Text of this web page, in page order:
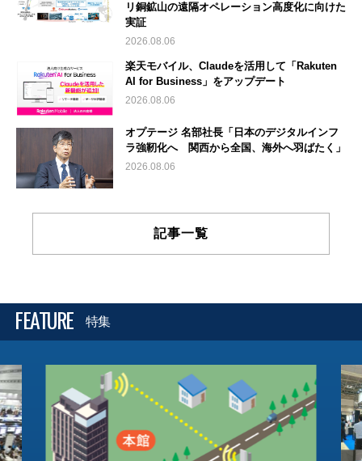
リ銅鉱山の遠隔オペレーション高度化に向けた
実証
2026.08.06
楽天モバイル、Claudeを活用して「Rakuten
AI for Business」をアップデート
2026.08.06
オプテージ 名部社長「日本のデジタルインフ
ラ強靭化へ 関西から全国、海外へ羽ばたく」
2026.08.06
記事一覧
FEATURE 特集